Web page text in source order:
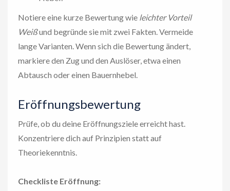
Notiere eine kurze Bewertung wie leichter Vorteil
Weißund begründe sie mit zwei Fakten. Vermeide
lange Varianten. Wenn sich die Bewertung ändert,
markiere den Zug und den Auslöser, etwa einen
Abtausch oder einen Bauernhebel.
Eröffnungsbewertung
Prüfe, ob du deine Eröffnungsziele erreicht hast.
Konzentriere dich auf Prinzipien statt auf
Theoriekenntnis.
Checkliste Eröffnung: